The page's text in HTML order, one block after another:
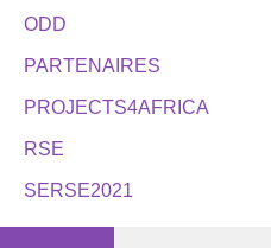
ODD
PARTENAIRES
PROJECTS4AFRICA
RSE
SERSE2021